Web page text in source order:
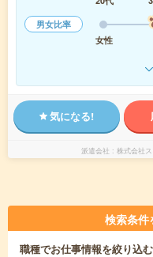
男女比率
女性
気になる!
派遣会社 株式会社
検索条件
職種でお仕事情報を絞り込む